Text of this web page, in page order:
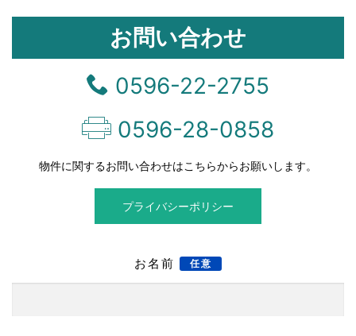
お問い合わせ
0596-22-2755
0596-28-0858
物件に関するお問い合わせはこちらからお願いします。
プライバシーポリシー
お名前 任意